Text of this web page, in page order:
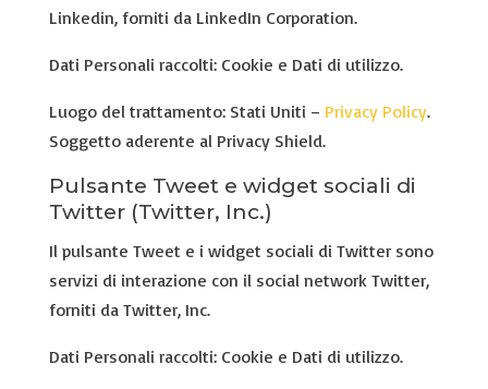
Linkedin, forniti da LinkedIn Corporation.
Dati Personali raccolti: Cookie e Dati di utilizzo.
Luogo del trattamento: Stati Uniti – Privacy Policy.
Soggetto aderente al Privacy Shield.
Pulsante Tweet e widget sociali di
Twitter (Twitter, Inc.)
Il pulsante Tweet e i widget sociali di Twitter sono
servizi di interazione con il social network Twitter,
forniti da Twitter, Inc.
Dati Personali raccolti: Cookie e Dati di utilizzo.